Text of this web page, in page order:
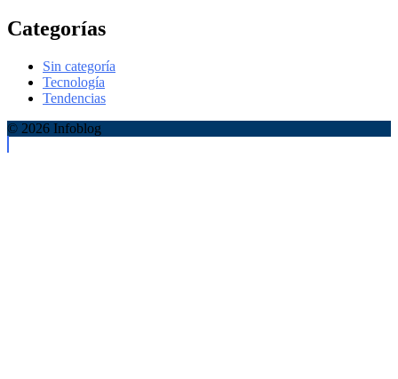
Categorías
Sin categoría
Tecnología
Tendencias
© 2026 Infoblog